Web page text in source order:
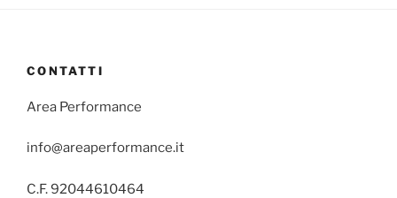
CONTATTI
Area Performance
info@areaperformance.it
C.F. 92044610464